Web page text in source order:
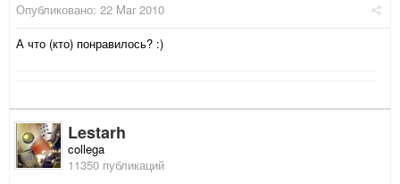
Опубликовано: 22 Mar 2010
А что (кто) понравилось? :)
Lestarh
collega
11350 публикаций